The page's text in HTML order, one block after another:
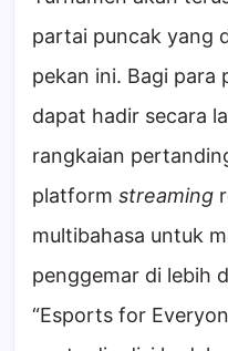
partai puncak yang
pekan ini. Bagi para
dapat hadir secara
rangkaian
platform streaming
multibahasa untuk
penggemar di lebih
“Esports for